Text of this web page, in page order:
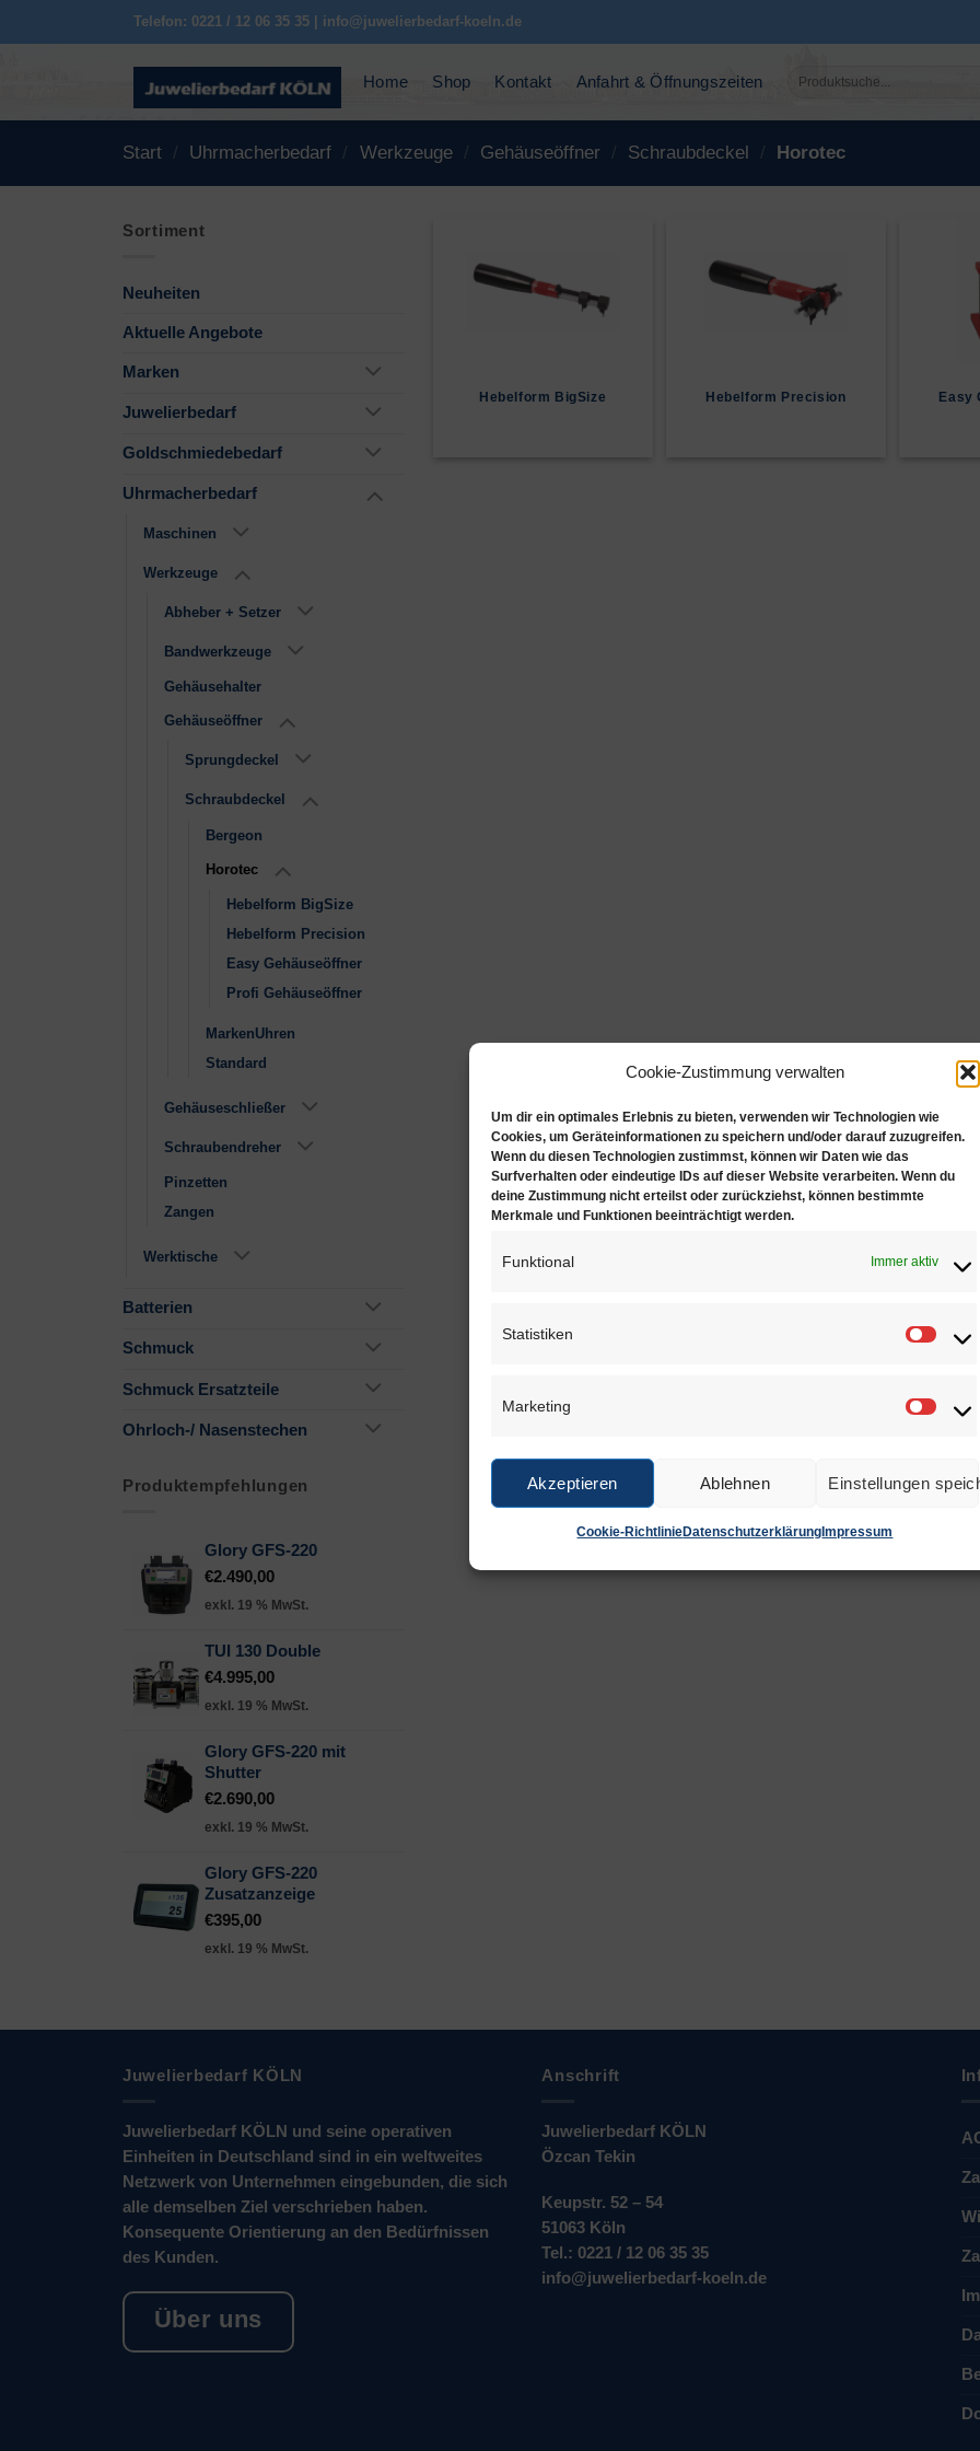
Cookie-Zustimmung verwalten
Um dir ein optimales Erlebnis zu bieten, verwenden wir Technologien wie
Cookies, um Geräteinformationen zu speichern und/oder darauf zuzugreifen.
Wenn du diesen Technologien zustimmst, können wir Daten wie das
Surfverhalten oder eindeutige IDs auf dieser Website verarbeiten. Wenn du
deine Zustimmung nicht erteilst oder zurückziehst, können bestimmte
Merkmale und Funktionen beeinträchtigt werden.
Funktional Immer aktiv
Statistiken
Marketing
Akzeptieren Ablehnen Einstellungen
Cookie-RichtlinieDatenschutzerklärung Impressum
Telefon: 0221 / 12 06 35 35 | info@juwelierbedarf-koeln.de
Home Shop Kontakt Anfahrt & Öffnungszeiten
Suchen
Start / Uhrmacherbedarf / Werkzeuge / Gehäuseöffner / Schraubdeckel / Horotec
Sortiment
Neuheiten
Aktuelle Angebote
Marken
Juwelierbedarf
Goldschmiedebedarf
Uhrmacherbedarf
Maschinen
Werkzeuge
Abheber + Setzer
Bandwerkzeuge
Gehäusehalter
Gehäuseöffner
Sprungdeckel
Schraubdeckel
Bergeon
Horotec
Hebelform BigSize
Hebelform Precision
Easy Gehäuseöffner
Profi Gehäuseöffner
MarkenUhren
Standard
Gehäuseschließer
Schraubendreher
Pinzetten
Zangen
Werktische
Batterien
Schmuck
Schmuck Ersatzteile
Ohrloch-/ Nasenstechen
Produktempfehlungen
Glory GFS-220
€2.490,00
exkl. 19 % MwSt.
TUI 130 Double
€4.995,00
exkl. 19 % MwSt.
Glory GFS-220 mit
Shutter
€2.690,00
exkl. 19 % MwSt.
Glory GFS-220
Zusatzanzeige
€395,00
exkl. 19 % MwSt.
Hebelform BigSize Hebelform Precision Easy
Juwelierbedarf KÖLN
Juwelierbedarf KÖLN und seine operativen
Einheiten in Deutschland sind in ein weltweites
Netzwerk von Unternehmen eingebunden, die sich
alle demselben Ziel verschrieben haben.
Konsequente Orientierung an den Bedürfnissen
des Kunden.
Über uns
Anschrift
Juwelierbedarf KÖLN
Özcan Tekin
Keupstr. 52 – 54
51063 Köln
Tel.: 0221 / 12 06 35 35
info@juwelierbedarf-koeln.de